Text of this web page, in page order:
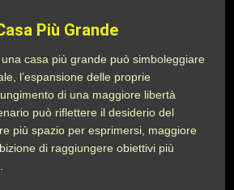
Più Grande
casa più grande può simboleggiare
l’espansione delle proprie
di una maggiore libertà
può riflettere il desiderio del
più spazio per esprimersi, maggiore
di raggiungere obiettivi più